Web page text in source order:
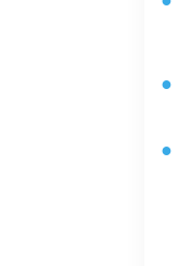
вами